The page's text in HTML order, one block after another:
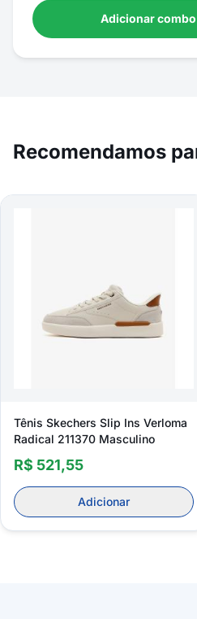
Adicionar
Recomendamos
Tênis Skechers Slip Ins Verloma
Radical 211370 Masculino
R$ 521,55
Adicionar